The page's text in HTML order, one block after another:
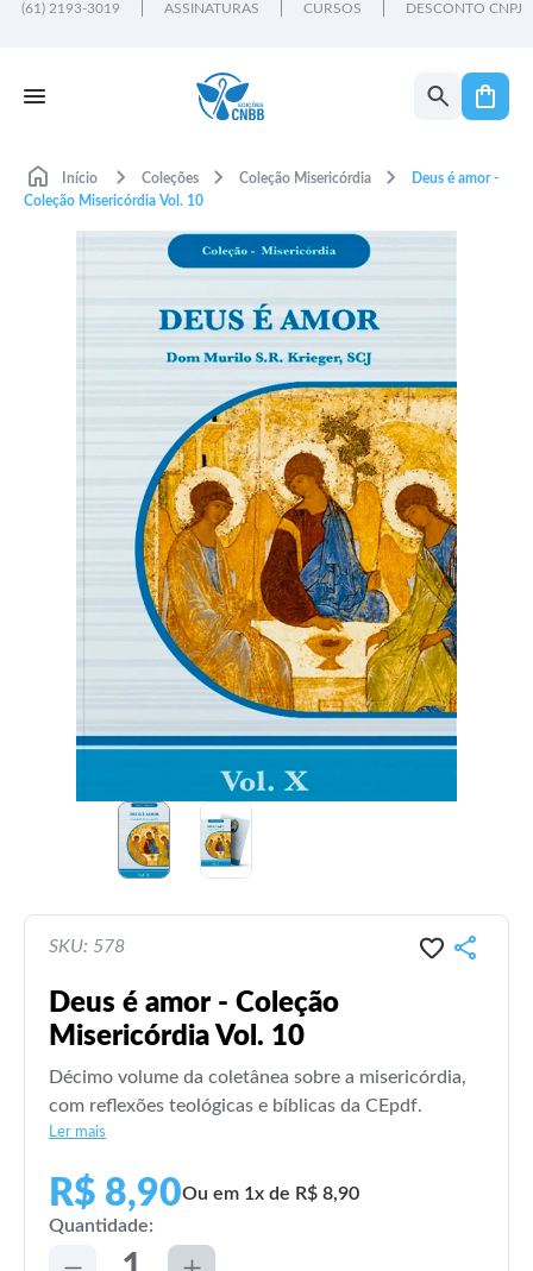
(61) 2193-3019 ASSINATURAS CURSOS DESCONTO CNPJ
Início Coleções Coleção Misericórdia
Deus é amor -
Coleção Misericórdia Vol. 10
SKU: 578
Deus é amor - Coleção
Misericórdia Vol. 10
Décimo volume da coletânea sobre a misericórdia,
com reflexões teológicas e bíblicas da CEpdf.
Ler mais
R$ 8,90Ou em 1x de R$ 8,90
Quantidade: